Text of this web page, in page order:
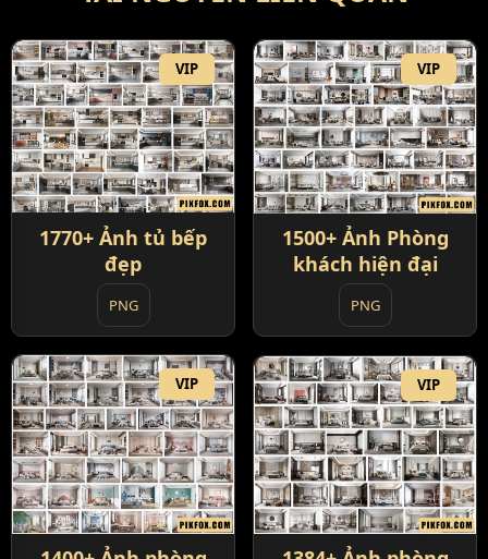
VIP
1770+ Ảnh tủ bếp
đẹp
PNG
VIP
1500+ Ảnh Phòng
khách hiện đại
PNG
VIP VIP